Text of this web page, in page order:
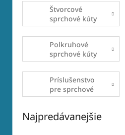
Štvorcové
sprchové kúty
Polkruhové
sprchové kúty
Príslušenstvo
pre sprchové
kúty
Najpredávanejšie